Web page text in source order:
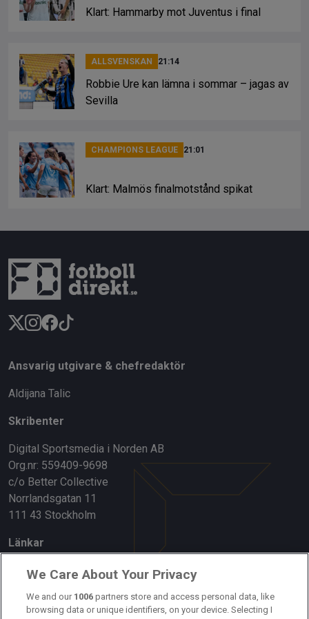
Klart: Hammarby mot Juventus i final
ALLSVENSKAN 21:14
Robbie Ure kan lämna i sommar – jagas av
Sevilla
CHAMPIONS LEAGUE 21:01
Klart: Malmös finalmotstånd spikat
Ansvarig utgivare & chefredaktör
Aldijana Talic
Skribenter
Digital Sportsmedia i Norden AB
Org.nr: 559409-9698
c/o Better Collective
Norrlandsgatan 11
111 43 Stockholm
Länkar
Om oss
Kontakta oss
We Care About Your Privacy
We and our 1006 partners store and access personal data, like
browsing data or unique identifiers, on your device. Selecting I